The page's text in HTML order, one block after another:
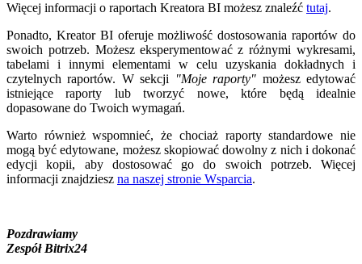
Więcej informacji o raportach Kreatora BI możesz znaleźć tutaj.
Ponadto, Kreator BI oferuje możliwość dostosowania raportów do
swoich potrzeb. Możesz eksperymentować z różnymi wykresami,
tabelami i innymi elementami w celu uzyskania dokładnych i
czytelnych raportów. W sekcji "Moje raporty" możesz edytować
istniejące raporty lub tworzyć nowe, które będą idealnie
dopasowane do Twoich wymagań.
Warto również wspomnieć, że chociaż raporty standardowe nie
mogą być edytowane, możesz skopiować dowolny z nich i dokonać
edycji kopii, aby dostosować go do swoich potrzeb. Więcej
informacji znajdziesz na naszej stronie Wsparcia.
Pozdrawiamy
Zespół Bitrix24